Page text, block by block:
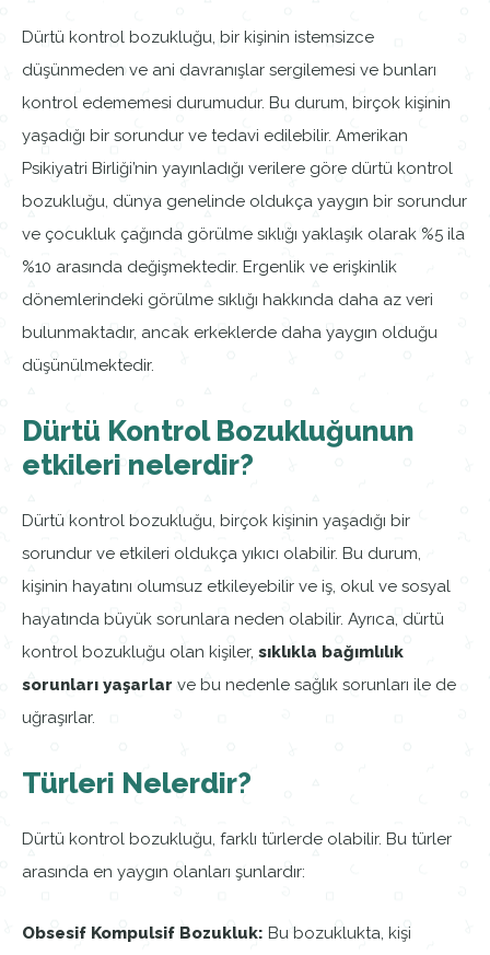
Dürtü kontrol bozukluğu, bir kişinin istemsizce
düşünmeden ve ani davranışlar sergilemesi ve bunları
kontrol edememesi durumudur. Bu durum, birçok kişinin
yaşadığı bir sorundur ve tedavi edilebilir. Amerikan
Psikiyatri Birliği’nin yayınladığı verilere göre dürtü kontrol
bozukluğu, dünya genelinde oldukça yaygın bir sorundur
ve çocukluk çağında görülme sıklığı yaklaşık olarak %5 ila
%10 arasında değişmektedir. Ergenlik ve erişkinlik
dönemlerindeki görülme sıklığı hakkında daha az veri
bulunmaktadır, ancak erkeklerde daha yaygın olduğu
düşünülmektedir.
Dürtü Kontrol Bozukluğunun
etkileri nelerdir?
Dürtü kontrol bozukluğu, birçok kişinin yaşadığı bir
sorundur ve etkileri oldukça yıkıcı olabilir. Bu durum,
kişinin hayatını olumsuz etkileyebilir ve iş, okul ve sosyal
hayatında büyük sorunlara neden olabilir. Ayrıca, dürtü
kontrol bozukluğu olan kişiler, sıklıkla bağımlılık
sorunları yaşarlar ve bu nedenle sağlık sorunları ile de
uğraşırlar.
Türleri Nelerdir?
Dürtü kontrol bozukluğu, farklı türlerde olabilir. Bu türler
arasında en yaygın olanları şunlardır:
Obsesif Kompulsif Bozukluk: Bu bozuklukta, kişi